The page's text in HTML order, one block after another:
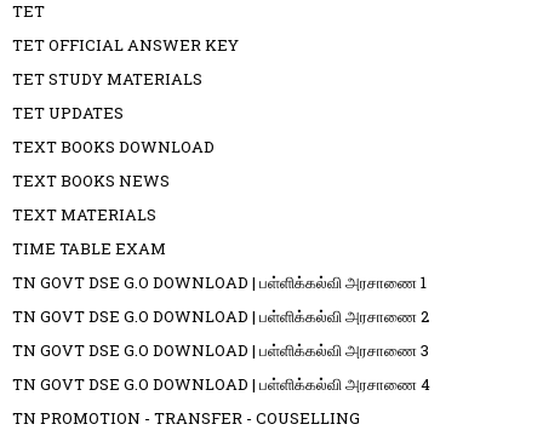
TET
TET OFFICIAL ANSWER KEY
TET STUDY MATERIALS
TET UPDATES
TEXT BOOKS DOWNLOAD
TEXT BOOKS NEWS
TEXT MATERIALS
TIME TABLE EXAM
TN GOVT DSE G.O DOWNLOAD | பள்ளிக்கல்வி அரசாணை 1
TN GOVT DSE G.O DOWNLOAD | பள்ளிக்கல்வி அரசாணை 2
TN GOVT DSE G.O DOWNLOAD | பள்ளிக்கல்வி அரசாணை 3
TN GOVT DSE G.O DOWNLOAD | பள்ளிக்கல்வி அரசாணை 4
TN PROMOTION - TRANSFER - COUSELLING